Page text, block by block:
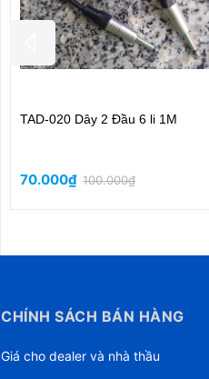
TAD-056 Dây Canon 1M, Jack Lidge
70.000₫ 105.000₫
CHÍNH SÁCH BÁN HÀNG
Giá cho dealer và nhà thầu